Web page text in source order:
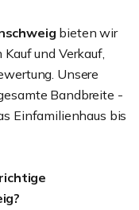
bieten wir
und Verkauf,
Unsere
Bandbreite -
Einfamilienhaus bis